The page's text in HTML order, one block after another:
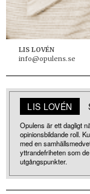
LIS LOVÉN
info@opulens.se
LIS LOVÉN
Opulens är ett dagligt
opinionsbildande roll.
med en
yttrandefriheten som
utgångspunkter.